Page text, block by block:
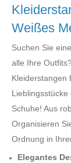
Weißes
Suchen Sie
alle Ihre
Kleiderstangen
Schuhe! Aus
Organisieren
Ordnung in
Elegantes